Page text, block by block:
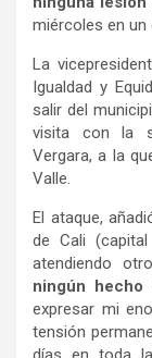
miércoles en un
La
Igualdad y
salir del
visita con la
Vergara, a la
Valle.
El ataque,
de Cali
atendiendo
ningún hecho
expresar mi
tensión